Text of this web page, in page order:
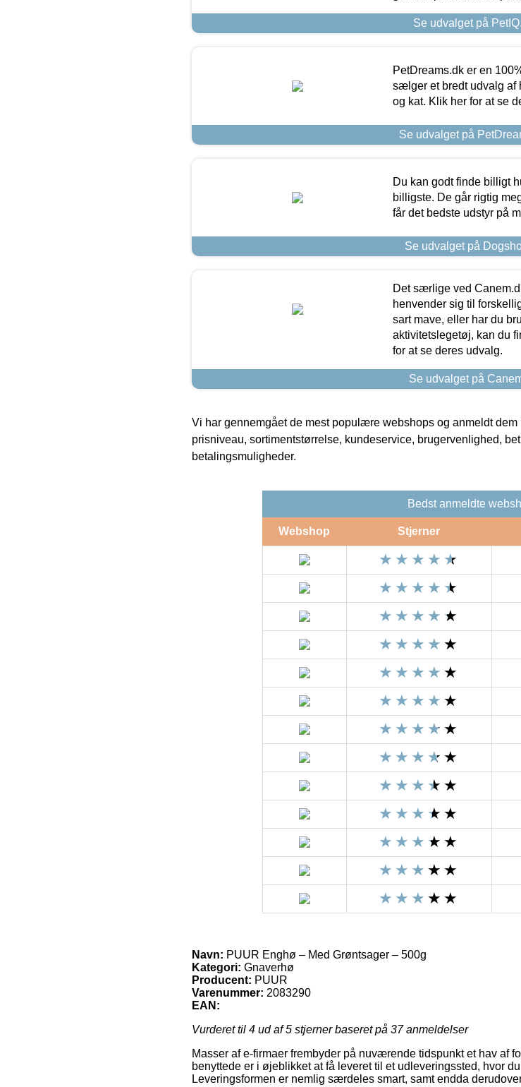
Se udvalget på
PetDreams.dk er en
sælger et bredt udvalg af
og kat. Klik her for at se
Se udvalget på
Du kan godt finde billigt
billigste. De går rigtig
får det bedste udstyr på
Se udvalget på
Det særlige ved
henvender sig til
sart mave, eller har du
aktivitetslegetøj, kan du
for at se deres udvalg.
Se udvalget på
Vi har gennemgået de mest populære webshops og anmeldt dem
prisniveau, sortimentstørrelse, kundeservice, brugervenlighed,
betalingsmuligheder.
Bedst anmeldte
Webshop Stjerner
Navn: PUUR Enghø – Med Grøntsager – 500g
Kategori: Gnaverhø
Producent: PUUR
Varenummer: 2083290
EAN:
Vurderet til 4 ud af 5 stjerner baseret på 37anmeldelser
Masser af e-firmaer frembyder på nuværende tidspunkt et hav af
benyttede er i øjeblikket at få leveret til et udleveringssted, hvor
Leveringsformen er nemlig særdeles smart, samt endda